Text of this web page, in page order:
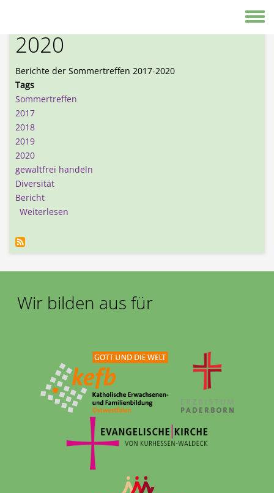
2020
Berichte der Sommertreffen 2017-2020
Tags
Sommertreffen
2017
2018
2019
2020
gewaltfrei handeln
Diversität
Bericht
Weiterlesen
Wir bilden aus für